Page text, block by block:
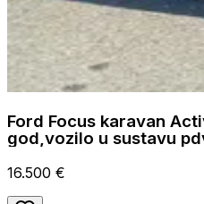
Ford Focus karavan
god,vozilo u sustavu
16.500 €